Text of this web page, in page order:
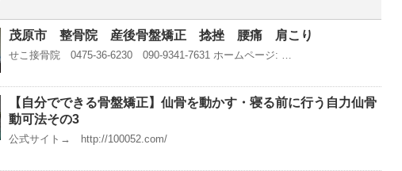
茂原市 整骨院 産後骨盤矯正 捻挫 腰痛 肩こり
せこ接骨院 0475-36-6230 090-9341-7631 ホームページ: …
【自分でできる骨盤矯正】仙骨を動かす・寝る前に行う自力仙骨
動可法その3
公式サイト→ http://100052.com/